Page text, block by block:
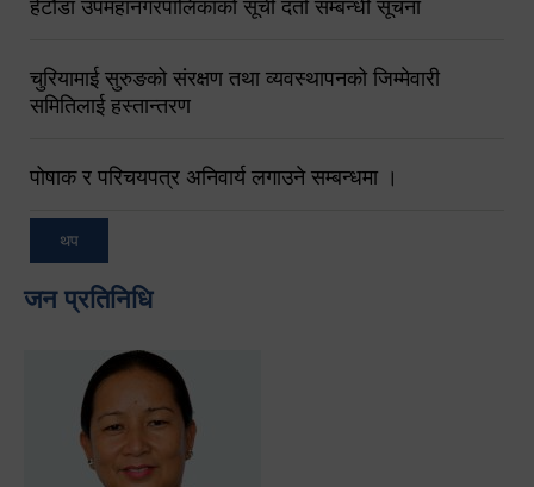
हेटौंडा उपमहानगरपालिकाको सूची दर्ता सम्बन्धी सूचना
चुरियामाई सुरुङको संरक्षण तथा व्यवस्थापनको जिम्मेवारी
समितिलाई हस्तान्तरण
पोषाक र परिचयपत्र अनिवार्य लगाउने सम्बन्धमा ।
थप
जन प्रतिनिधि